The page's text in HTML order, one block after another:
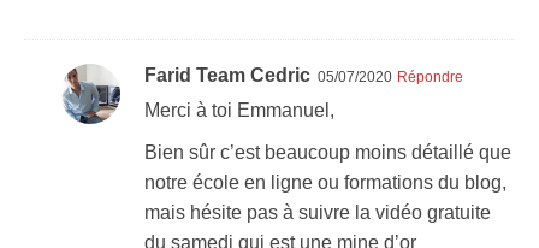
Farid Team Cedric 05/07/2020 Répondre
Merci à toi Emmanuel,
Bien sûr c’est beaucoup moins détaillé que
notre école en ligne ou formations du blog,
mais hésite pas à suivre la vidéo gratuite
du samedi qui est une mine d’or